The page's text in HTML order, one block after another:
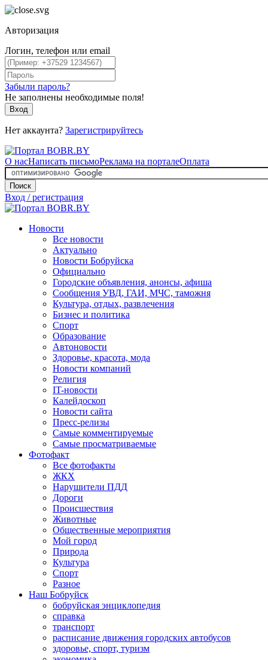
Авторизация
Логин, телефон или email
Забыли пароль?
Не заполнены необходимые поля!
Вход
Нет аккаунта? Зарегистрируйтесь
О насНаписать письмоРеклама на порталеОплата
Поиск
Вход / регистрация
Новости
Все новости
Актуально
Новости Бобруйска
Официально
Городские объявления, анонсы, афиша
Сообщения УВД, ГАИ, МЧС, таможня
Культура, отдых, развлечения
Бизнес и политика
Спорт
Образование
Автоновости
Здоровье, красота, мода
Новости компаний
Религия
IT-новости
Калейдоскоп
Новости сайта
Пресс-релизы
Самые комментируемые
Самые просматриваемые
Фотофакт
Все фотофакты
ЖКХ
Нарушители ПДД
Дороги
Происшествия
Животные
Общественные мероприятия
Мой город
Природа
Культура
Спорт
Разное
Наш Бобруйск
бобруйская энциклопедия
справка
транспорт
расписание движения городских автобусов
здоровье, спорт, туризм